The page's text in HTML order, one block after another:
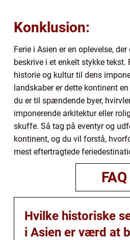
Konklusion:
Ferie i Asien er en oplevelse,
beskrive i et enkelt stykke
historie og kultur til dens
landskaber er dette kontinent
du er til spændende byer,
imponerende arkitektur eller
skuffe. Så tag på eventyr og
kontinent, og du vil forstå,
mest eftertragtede
FAQ
Hvilke historiske
i Asien er værd at